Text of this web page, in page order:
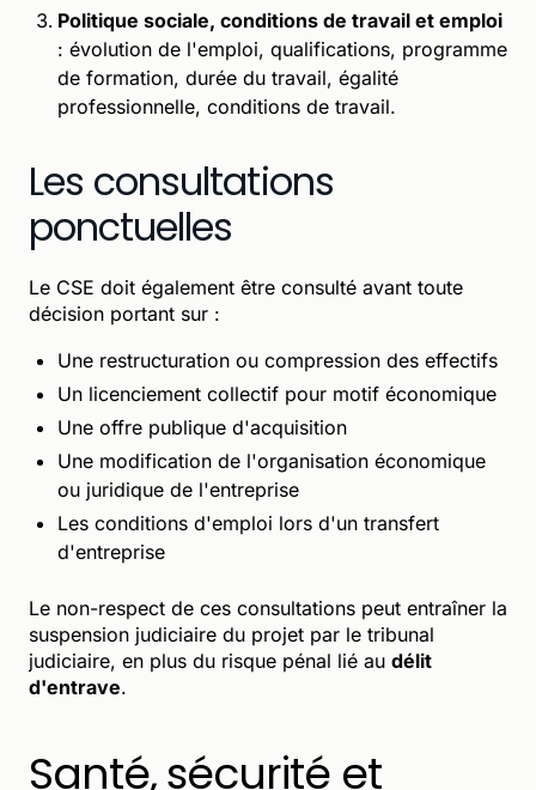
Politique sociale, conditions de travail et emploi
: évolution de l'emploi, qualifications, programme
de formation, durée du travail, égalité
professionnelle, conditions de travail.
Les consultations
ponctuelles
Le CSE doit également être consulté avant toute
décision portant sur :
Une restructuration ou compression des effectifs
Un licenciement collectif pour motif économique
Une offre publique d'acquisition
Une modification de l'organisation économique
ou juridique de l'entreprise
Les conditions d'emploi lors d'un transfert
d'entreprise
Le non-respect de ces consultations peut entraîner la
suspension judiciaire du projet par le tribunal
judiciaire, en plus du risque pénal lié au délit
d'entrave.
Santé, sécurité et